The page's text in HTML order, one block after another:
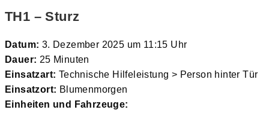
TH1 – Sturz
Datum: 3. Dezember 2025 um 11:15 Uhr
Dauer: 25 Minuten
Einsatzart: Technische Hilfeleistung > Person hinter Tür
Einsatzort: Blumenmorgen
Einheiten und Fahrzeuge: